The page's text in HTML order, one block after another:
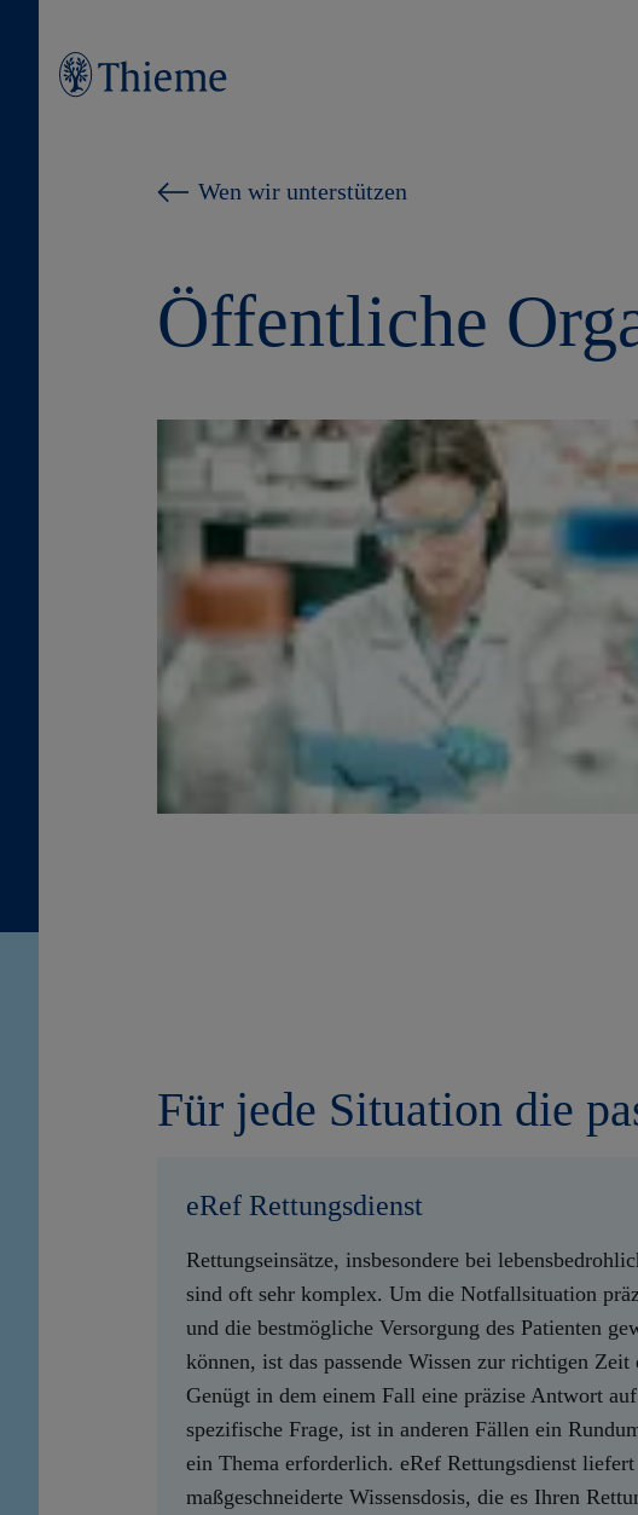
Wen wir unterstützen
Öffentliche
Für jede Situation die
eRef Rettungsdienst
Rettungseinsätze, insbesondere bei
sind oft sehr komplex. Um die Notfallsituation
und die bestmögliche Versorgung des Patienten
können, ist das passende Wissen zur richtigen Zeit
Genügt in dem einem Fall eine präzise Antwort
spezifische Frage, ist in anderen Fällen ein
ein Thema erforderlich. eRef Rettungsdienst
maßgeschneiderte Wissensdosis, die es Ihren